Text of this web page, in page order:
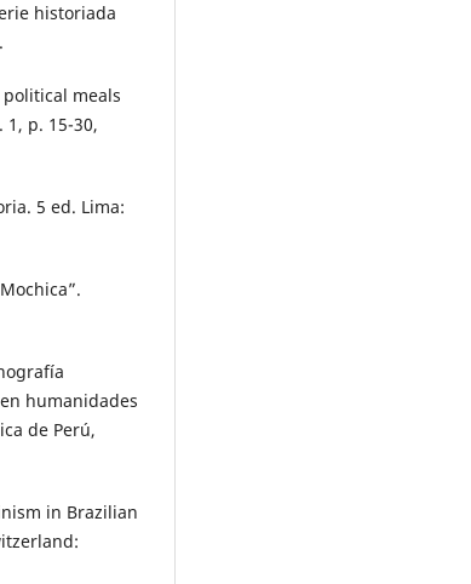
historiada
political meals
1, p. 15-30,
5 ed. Lima:
humanidades
de Perú,
in Brazilian